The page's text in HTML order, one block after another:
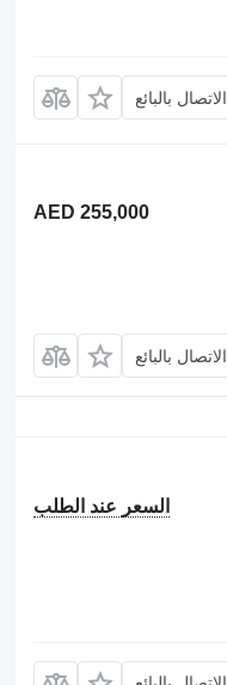
الاتصال بالبائع
AED 255,000
الاتصال بالبائع
السعر عند الطلب